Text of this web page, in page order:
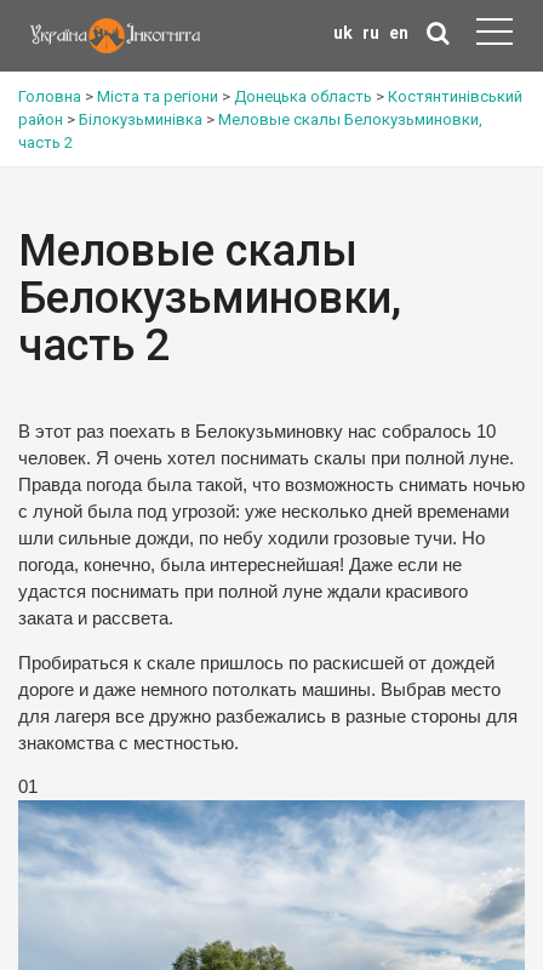
uk ru en
Головна > Міста та регіони > Донецька область > Костянтинівський
район > Білокузьминівка > Меловые скалы Белокузьминовки,
часть 2
Меловые скалы
Белокузьминовки,
часть 2
В этот раз поехать в Белокузьминовку нас собралось 10
человек. Я очень хотел поснимать скалы при полной луне.
Правда погода была такой, что возможность снимать ночью
с луной была под угрозой: уже несколько дней временами
шли сильные дожди, по небу ходили грозовые тучи. Но
погода, конечно, была интереснейшая! Даже если не
удастся поснимать при полной луне ждали красивого
заката и рассвета.
Пробираться к скале пришлось по раскисшей от дождей
дороге и даже немного потолкать машины. Выбрав место
для лагеря все дружно разбежались в разные стороны для
знакомства с местностью.
01